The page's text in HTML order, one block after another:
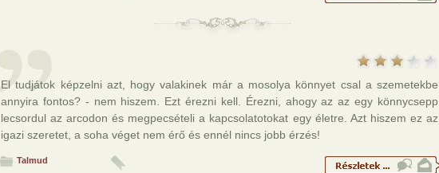
El tudjátok képzelni azt, hogy valakinek már a mosolya könnyet csal a szemetekbe
annyira fontos? - nem hiszem. Ezt érezni kell. Érezni, ahogy az az egy könnycsepp
lecsordul az arcodon és megpecsételi a kapcsolatotokat egy életre. Azt hiszem ez az
igazi szeretet, a soha véget nem érő és ennél nincs jobb érzés!
Talmud